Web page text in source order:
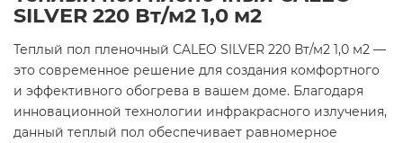
SILVER 220 Вт/м2 1,0 м2
Теплый пол пленочный CALEO SILVER 220 Вт/м2 1,0 м2 —
это современное решение для создания комфортного
и эффективного обогрева в вашем доме. Благодаря
инновационной технологии инфракрасного излучения,
данный теплый пол обеспечивает равномерное